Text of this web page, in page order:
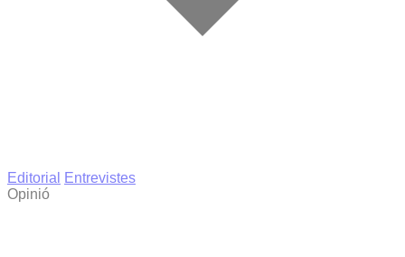
Editorial
Entrevistes
Opinió